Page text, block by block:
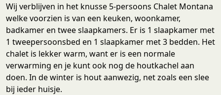
Wij verblijven in het knusse 5-persoons Chalet Montana
welke voorzien is van een keuken, woonkamer,
badkamer en twee slaapkamers. Er is 1 slaapkamer met
1 tweepersoonsbed en 1 slaapkamer met 3 bedden. Het
chalet is lekker warm, want er is een normale
verwarming en je kunt ook nog de houtkachel aan
doen. In de winter is hout aanwezig, net zoals een slee
bij ieder huisje.